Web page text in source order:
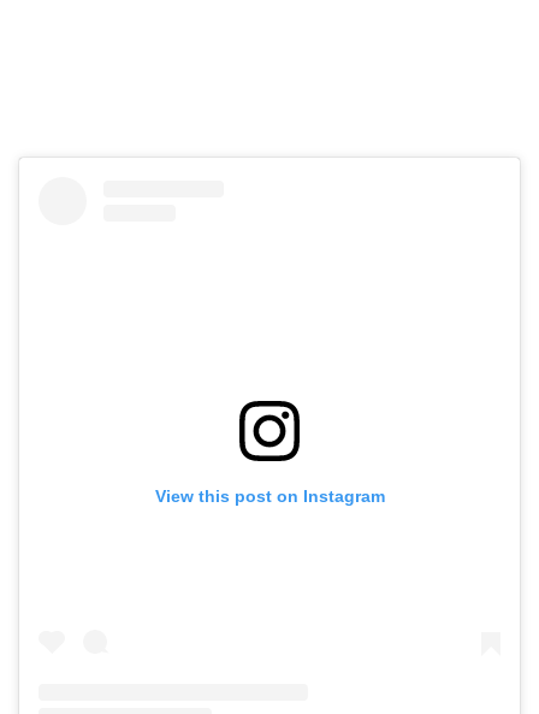
View this post on Instagram